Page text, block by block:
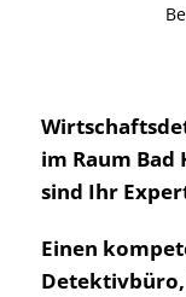
im Raum
sind Ihr
Einen